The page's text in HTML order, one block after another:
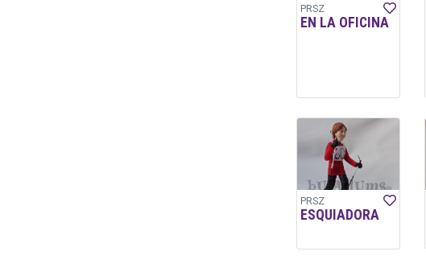
PRSZ
EN LA OFICINA
PRSZ
ESQUIADORA